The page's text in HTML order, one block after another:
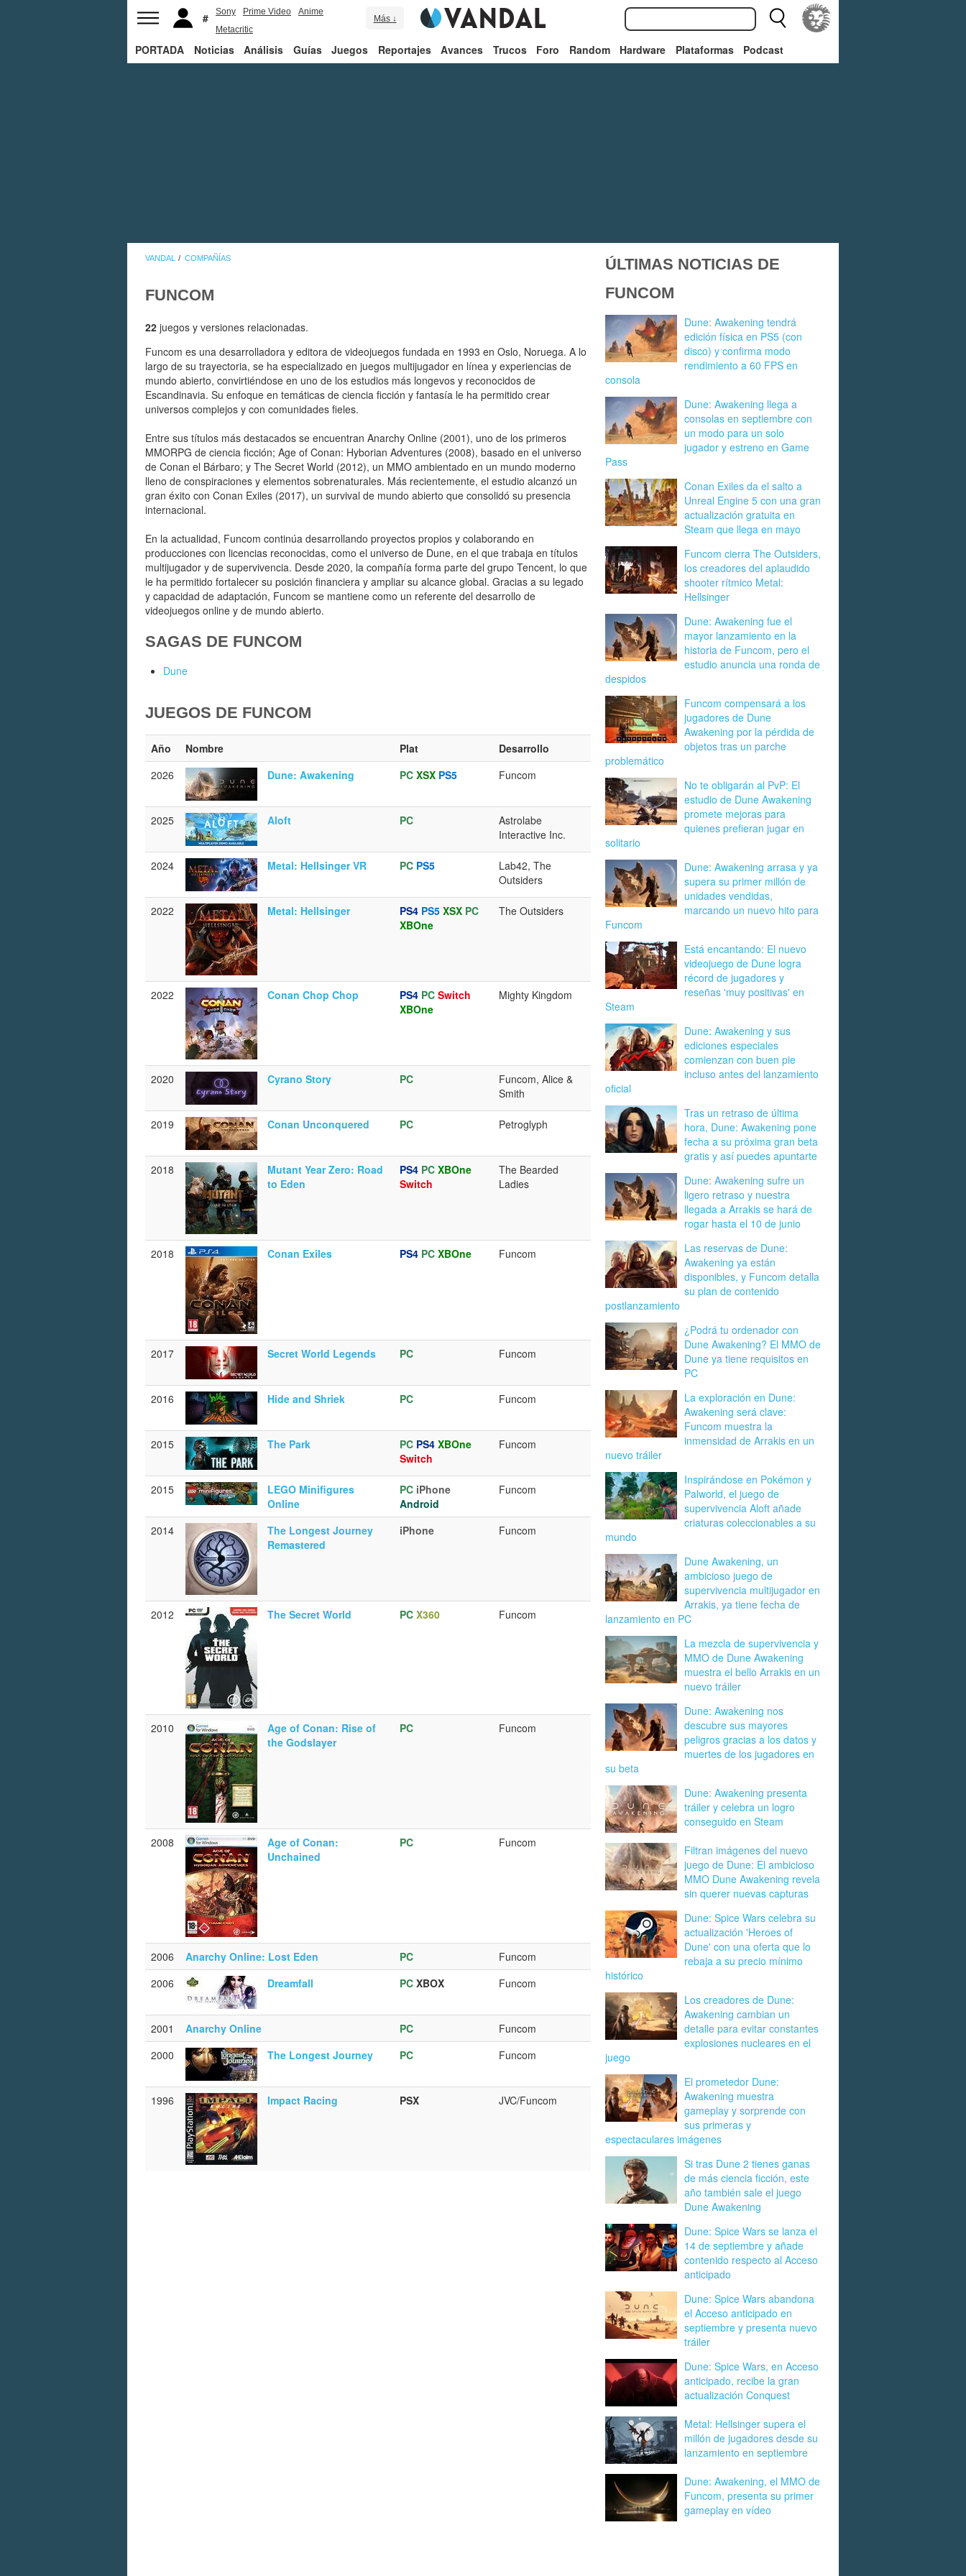
Sony Prime Video
Anime
Metacritic
Más ↓
PORTADA Noticias Análisis Guías Juegos Reportajes Avances Trucos Foro Random Hardware Plataformas Podcast
VANDAL COMPAÑÍAS
FUNCOM
22 juegos y versiones relacionadas.
Funcom es una desarrolladora y editora de videojuegos fundada en 1993 en Oslo, Noruega. A lo
largo de su trayectoria, se ha especializado en juegos multijugador en línea y experiencias de
mundo abierto, convirtiéndose en uno de los estudios más longevos y reconocidos de
Escandinavia. Su enfoque en temáticas de ciencia ficción y fantasía le ha permitido crear
universos complejos y con comunidades fieles.
Entre sus títulos más destacados se encuentran Anarchy Online (2001), uno de los primeros
MMORPG de ciencia ficción; Age of Conan: Hyborian Adventures (2008), basado en el universo
de Conan el Bárbaro; y The Secret World (2012), un MMO ambientado en un mundo moderno
lleno de conspiraciones y elementos sobrenaturales. Más recientemente, el estudio alcanzó un
gran éxito con Conan Exiles (2017), un survival de mundo abierto que consolidó su presencia
internacional.
En la actualidad, Funcom continúa desarrollando proyectos propios y colaborando en
producciones con licencias reconocidas, como el universo de Dune, en el que trabaja en títulos
multijugador y de supervivencia. Desde 2020, la compañía forma parte del grupo Tencent, lo que
le ha permitido fortalecer su posición financiera y ampliar su alcance global. Gracias a su legado
y capacidad de adaptación, Funcom se mantiene como un referente del desarrollo de
videojuegos online y de mundo abierto.
SAGAS DE FUNCOM
Dune
JUEGOS DE FUNCOM
Año Nombre Plat
Desarrollo
2026
Dune: Awakening PC XSX PS5 Funcom
2025 Aloft PC
Astrolabe
Interactive Inc.
2024 Metal: Hellsinger VR PC PS5
Lab42, The
Outsiders
2022 Metal: Hellsinger PS4 PS5 XSX PC
XBOne
The Outsiders
2022 Conan Chop Chop PS4 PC Switch
XBOne
Mighty Kingdom
2020 Cyrano Story PC
Funcom, Alice &
Smith
2019 Conan Unconquered PC Petroglyph
2018
Mutant Year Zero: Road
to Eden
PS4 PC XBOne
Switch
The Bearded
Ladies
2018 Conan Exiles PS4 PC XBOne Funcom
2017 Secret World Legends PC Funcom
2016 Hide and Shriek PC Funcom
2015 The Park PC PS4 XBOne
Switch
Funcom
2015
LEGO Minifigures
Online
PC iPhone
Android
Funcom
2014
The Longest Journey
Remastered
iPhone Funcom
2012 The Secret World PC X360 Funcom
2010
Age of Conan: Rise of
the Godslayer
PC Funcom
2008
Age of Conan:
Unchained
PC Funcom
2006 Anarchy Online: Lost Eden PC
Funcom
2006
Dreamfall PC XBOX Funcom
2001 Anarchy Online PC
Funcom
2000
The Longest Journey PC Funcom
1996 Impact Racing PSX JVC/Funcom
ÚLTIMAS NOTICIAS DE
FUNCOM
Dune: Awakening tendrá
edición física en PS5 (con
disco) y confirma modo
rendimiento a 60 FPS en
consola
Dune: Awakening llega a
consolas en septiembre con
un modo para un solo
jugador y estreno en Game
Pass
Conan Exiles da el salto a
Unreal Engine 5 con una gran
actualización gratuita en
Steam que llega en mayo
Funcom cierra The Outsiders,
los creadores del aplaudido
shooter rítmico Metal:
Hellsinger
Dune: Awakening fue el
mayor lanzamiento en la
historia de Funcom, pero el
estudio anuncia una ronda de
despidos
Funcom compensará a los
jugadores de Dune
Awakening por la pérdida de
objetos tras un parche
problemático
No te obligarán al PvP: El
estudio de Dune Awakening
promete mejoras para
quienes prefieran jugar en
solitario
Dune: Awakening arrasa y ya
supera su primer millón de
unidades vendidas,
marcando un nuevo hito para
Funcom
Está encantando: El nuevo
videojuego de Dune logra
récord de jugadores y
reseñas 'muy positivas' en
Steam
Dune: Awakening y sus
ediciones especiales
comienzan con buen pie
incluso antes del lanzamiento
oficial
Tras un retraso de última
hora, Dune: Awakening pone
fecha a su próxima gran beta
gratis y así puedes apuntarte
Dune: Awakening sufre un
ligero retraso y nuestra
llegada a Arrakis se hará de
rogar hasta el 10 de junio
Las reservas de Dune:
Awakening ya están
disponibles, y Funcom detalla
su plan de contenido
postlanzamiento
¿Podrá tu ordenador con
Dune Awakening? El MMO de
Dune ya tiene requisitos en
PC
La exploración en Dune:
Awakening será clave:
Funcom muestra la
inmensidad de Arrakis en un
nuevo tráiler
Inspirándose en Pokémon y
Palworld, el juego de
supervivencia Aloft añade
criaturas coleccionables a su
mundo
Dune Awakening, un
ambicioso juego de
supervivencia multijugador en
Arrakis, ya tiene fecha de
lanzamiento en PC
La mezcla de supervivencia y
MMO de Dune Awakening
muestra el bello Arrakis en un
nuevo tráiler
Dune: Awakening nos
descubre sus mayores
peligros gracias a los datos y
muertes de los jugadores en
su beta
Dune: Awakening presenta
tráiler y celebra un logro
conseguido en Steam
Filtran imágenes del nuevo
juego de Dune: El ambicioso
MMO Dune Awakening revela
sin querer nuevas capturas
Dune: Spice Wars celebra su
actualización 'Heroes of
Dune' con una oferta que lo
rebaja a su precio mínimo
histórico
Los creadores de Dune:
Awakening cambian un
detalle para evitar constantes
explosiones nucleares en el
juego
El prometedor Dune:
Awakening muestra
gameplay y sorprende con
sus primeras y
espectaculares imágenes
Si tras Dune 2 tienes ganas
de más ciencia ficción, este
año también sale el juego
Dune Awakening
Dune: Spice Wars se lanza el
14 de septiembre y añade
contenido respecto al Acceso
anticipado
Dune: Spice Wars abandona
el Acceso anticipado en
septiembre y presenta nuevo
tráiler
Dune: Spice Wars, en Acceso
anticipado, recibe la gran
actualización Conquest
Metal: Hellsinger supera el
millón de jugadores desde su
lanzamiento en septiembre
Dune: Awakening, el MMO de
Funcom, presenta su primer
gameplay en vídeo